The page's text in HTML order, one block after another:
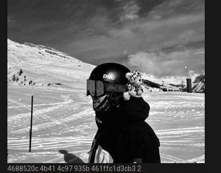
4688520c 4b41 4c97 935b 461ffc1d3cb3 2